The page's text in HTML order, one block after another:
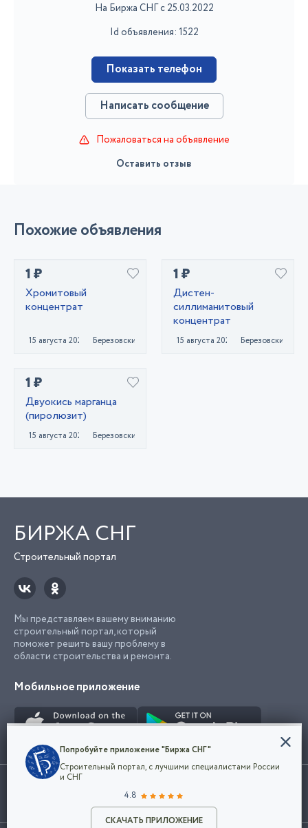
На Биржа СНГ с 25.03.2022
Id объявления: 1522
Показать телефон
Написать сообщение
Пожаловаться на объявление
Оставить отзыв
Похожие объявления
1 ₽
Хромитовый
концентрат
15 августа 2023 Березовский
1 ₽
Дистен-
силлиманитовый
концентрат
15 августа 2023 Березовский
1 ₽
Двуокись марганца
(пиролюзит)
15 августа 2023 Березовский
БИРЖА СНГ
Строительный портал
Мы представляем вашему вниманию
строительный портал, который
поможет решить вашу проблему в
области строительства и ремонта.
Мобильное приложение
Использование сайта, в том числе подача объявлений, означает
марки представленные на сайте являются собственностью их
Конфиденциальность
Мы используем файлы cookie, чтобы сделать
наш сайт удобным для каждого
Политикой конфиденциальности компании
и принимаете условия использования cookie.
Попробуйте приложение "Биржа СНГ"
Строительный портал, с лучшими специалистами России
и СНГ
4.8
СКАЧАТЬ ПРИЛОЖЕНИЕ